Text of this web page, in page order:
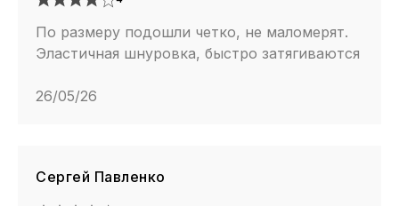
По размеру подошли четко, не маломерят.
Эластичная шнуровка, быстро затягиваются
26/05/26
Сергей Павленко